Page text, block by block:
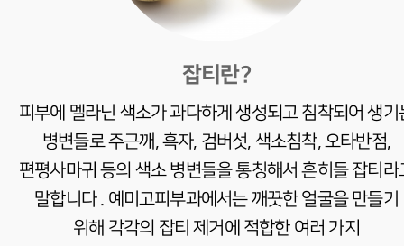
잡티란?
피부에 멜라닌 색소가 과다하게 생성되고 침착되어 생기
병변들로 주근깨, 흑자, 검버섯, 색소침착, 오타반점,
편평사마귀 등의 색소 병변들을 통칭해서 흔히들 잡티라
말합니다 . 예미고피부과에서는 깨끗한 얼굴을 만들기
위해 각각의 잡티 제거에 적합한 여러 가지